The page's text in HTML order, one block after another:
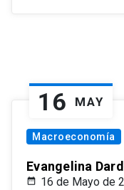
16 MAY
Macroeconomía
Evangelina
16 de Mayo de